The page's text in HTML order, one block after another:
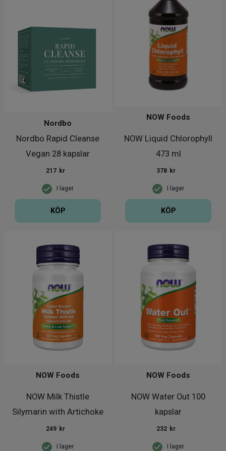
Nordbo Rapid Cleanse
Vegan 28 kapslar
Nordbo
I lager
217 kr
KÖP
NOW Liquid Chlorophyll
473 ml
NOW Foods
I lager
378 kr
KÖP
NOW Milk Thistle
Silymarin with Artichoke
& Dandel
NOW Foods
I lager
249 kr
NOW Water Out 100
kapslar
NOW Foods
I lager
232 kr